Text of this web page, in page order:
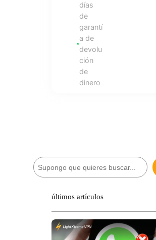
días
de
garantí
a de
devolu
ción
de
dinero
B
u
últimos artículos